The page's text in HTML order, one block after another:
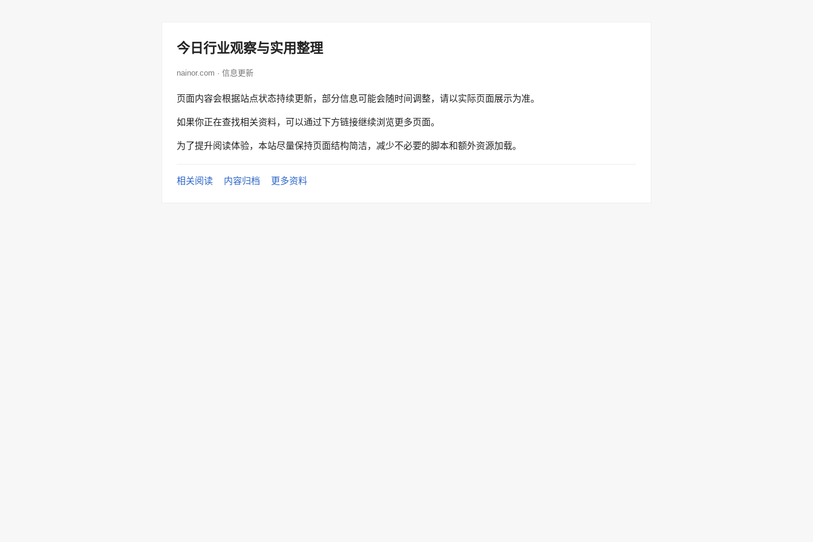
今日行业观察与实用整理
nainor.com · 信息更新
页面内容会根据站点状态持续更新，部分信息可能会随时间调整，请以实际页面展示为准。
如果你正在查找相关资料，可以通过下方链接继续浏览更多页面。
为了提升阅读体验，本站尽量保持页面结构简洁，减少不必要的脚本和额外资源加载。
相关阅读 内容归档 更多资料